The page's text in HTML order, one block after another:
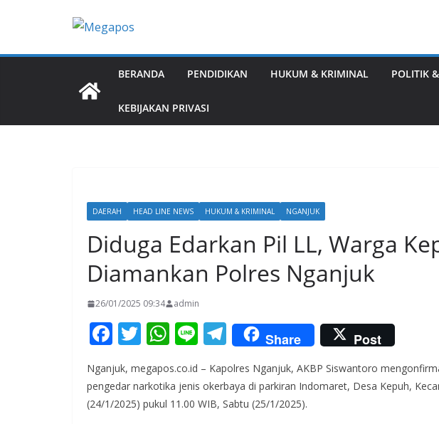
BERANDA PENDIDIKAN HUKUM & KRIMINAL POLITIK
KEBIJAKAN PRIVASI
DAERAH HEAD LINE NEWS HUKUM & KRIMINAL NGANJUK
Diduga Edarkan Pil LL, Warga
Diamankan Polres Nganjuk
26/01/2025 09:34 admin
F
ac
e
b
T
itt
er
W
at
s
Li
e
T
el
e
gr
Share Post
Nganjuk, megapos.co.id – Kapolres Nganjuk, AKBP Siswantoro
pengedar narkotika jenis okerbaya di parkiran Indomaret, Desa Kepuh,
(24/1/2025) pukul 11.00 WIB, Sabtu (25/1/2025).